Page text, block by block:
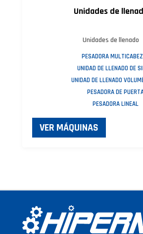
Unidades de
Unidades de llenado
PESADORA
UNIDAD DE LLENADO DE
UNIDAD DE LLENADO
PESADORA DE
PESADORA LINEAL
VER MÁQUINAS